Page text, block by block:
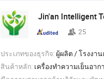
Jin'an Intelligent
25
ประเภทของธุรกิจ: ผู้ผลิต / โรงงานแล
สินค้าหลัก: เครื่องทำความเย็นอากาศ , พัดลม HVLS อุตสาหกรรม , อุปกรณ์ควบคุมมลพิษในอุตสาหกรรม , อุปกร